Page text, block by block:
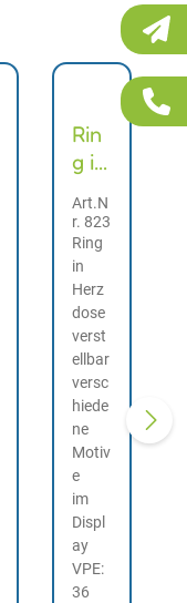
Rin
g in
zdo
se
Art.N
r. 823
Ring
in
Herz
dose
verst
ellbar
versc
hiede
ne
Motiv
e
im
Displ
ay
VPE:
36